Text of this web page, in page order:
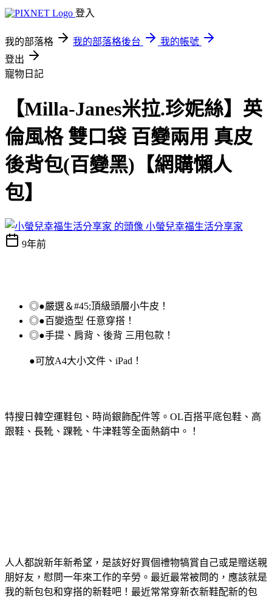
登入
我的部落格 我的部落格後台
我的帳號
登出
寵物日記
【Milla-Janes米拉.珍妮絲】英
倫風格 雙口袋 百變兩用 真皮
後背包(百變黑)【網購懶人
包】
小螢兒幸福生活分享家
9年前
◎●嚴選＆#45;頂級頭層小牛皮！
◎●百變造型 任意穿搭！
◎●手提、肩背、後背 三用包款！
●可放A4大小文件、iPad！
特搜日韓空運鞋包、時尚銀飾配件等。OL百搭平底包鞋、高
跟鞋、長靴、踝靴、牛津鞋等全面熱銷中。！
人人都說新年新希望，是該好好買個禮物犒賞自己或是贈送親
朋好友，慰問一年來工作的辛勞。最近最常被問的，應該就是
我的新包包和穿搭的新鞋吧！最近常常穿新衣新鞋配新的包